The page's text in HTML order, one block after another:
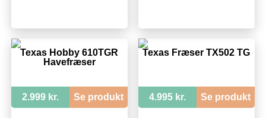
Texas Hobby 610TGR
Havefræser
2.999 kr. Se produkt
Texas Fræser TX502 TG
4.995 kr. Se produkt